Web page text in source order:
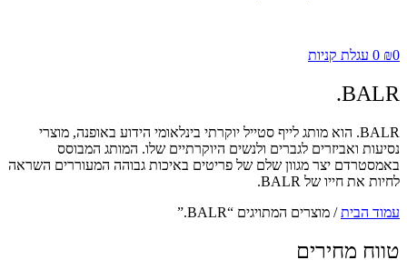
₪0
0 עגלת קניות
BALR.
BALR. הוא מותג לייף סטייל יוקרתי בינלאומי הידוע באופנה, מוצרי
נסיעות ואביזרים לגברים ולנשים היוקרתיים שלו. המותג המבוסס
באמסטרדם יצר מגוון שלם של פריטים באיכות גבוהה המעוררים השראה
לחיות את חייו של BALR.
עמוד הבית/ מוצרים המתויגים “BALR.”
טווח מחירים